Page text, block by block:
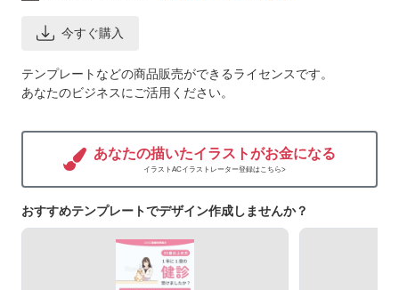
今すぐ購入
テンプレートなどの商品販売ができるライセンスです。
あなたのビジネスにご活用ください。
あなたの描いたイラストがお金になる
イラストACイラストレーター登録はこちら>
おすすめテンプレートでデザイン作成しませんか？